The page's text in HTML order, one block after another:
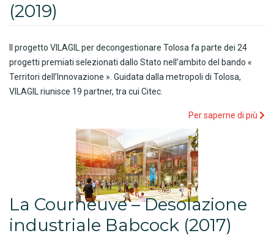
(2019)
Il progetto VILAGIL per decongestionare Tolosa fa parte dei 24
progetti premiati selezionati dallo Stato nell’ambito del bando «
Territori dell’Innovazione ». Guidata dalla metropoli di Tolosa,
VILAGIL riunisce 19 partner, tra cui Citec.
Per saperne di più
La Courneuve – Desolazione
industriale Babcock (2017)